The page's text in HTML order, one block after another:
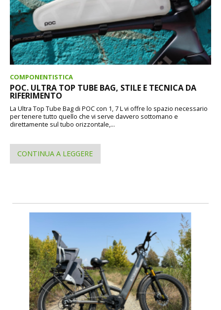
COMPONENTISTICA
POC. ULTRA TOP TUBE BAG, STILE E TECNICA DA
RIFERIMENTO
La Ultra Top Tube Bag di POC con 1, 7 L vi offre lo spazio necessario
per tenere tutto quello che vi serve davvero sottomano e
direttamente sul tubo orizzontale,...
CONTINUA A LEGGERE